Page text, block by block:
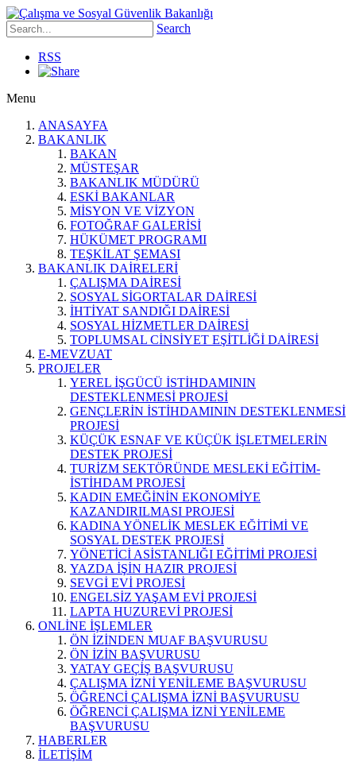
Search
RSS
Menu
ANASAYFA
BAKANLIK
BAKAN
MÜSTEŞAR
BAKANLIK MÜDÜRÜ
ESKİ BAKANLAR
MİSYON VE VİZYON
FOTOĞRAF GALERİSİ
HÜKÜMET PROGRAMI
TEŞKİLAT ŞEMASI
BAKANLIK DAİRELERİ
ÇALIŞMA DAİRESİ
SOSYAL SİGORTALAR DAİRESİ
İHTİYAT SANDIĞI DAİRESİ
SOSYAL HİZMETLER DAİRESİ
TOPLUMSAL CİNSİYET EŞİTLİĞİ DAİRESİ
E-MEVZUAT
PROJELER
YEREL İŞGÜCÜ İSTİHDAMININ
DESTEKLENMESİ PROJESİ
GENÇLERİN İSTİHDAMININ DESTEKLENMESİ
PROJESİ
KÜÇÜK ESNAF VE KÜÇÜK İŞLETMELERİN
DESTEK PROJESİ
TURİZM SEKTÖRÜNDE MESLEKİ EĞİTİM-
İSTİHDAM PROJESİ
KADIN EMEĞİNİN EKONOMİYE
KAZANDIRILMASI PROJESİ
KADINA YÖNELİK MESLEK EĞİTİMİ VE
SOSYAL DESTEK PROJESİ
YÖNETİCİ ASİSTANLIĞI EĞİTİMİ PROJESİ
YAZDA İŞİN HAZIR PROJESİ
SEVGİ EVİ PROJESİ
ENGELSİZ YAŞAM EVİ PROJESİ
LAPTA HUZUREVİ PROJESİ
ONLİNE İŞLEMLER
ÖN İZİNDEN MUAF BAŞVURUSU
ÖN İZİN BAŞVURUSU
YATAY GEÇİŞ BAŞVURUSU
ÇALIŞMA İZNİ YENİLEME BAŞVURUSU
ÖĞRENCİ ÇALIŞMA İZNİ BAŞVURUSU
ÖĞRENCİ ÇALIŞMA İZNİ YENİLEME
BAŞVURUSU
HABERLER
İLETİŞİM